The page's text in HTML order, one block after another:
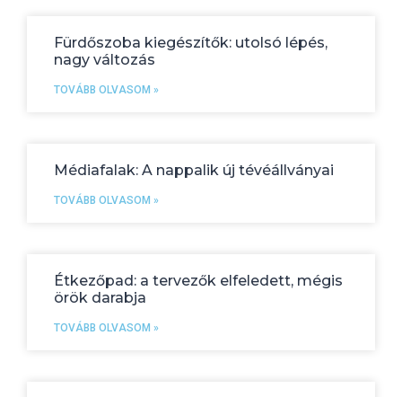
Fürdőszoba kiegészítők: utolsó lépés,
nagy változás
TOVÁBB OLVASOM »
Médiafalak: A nappalik új tévéállványai
TOVÁBB OLVASOM »
Étkezőpad: a tervezők elfeledett, mégis
örök darabja
TOVÁBB OLVASOM »